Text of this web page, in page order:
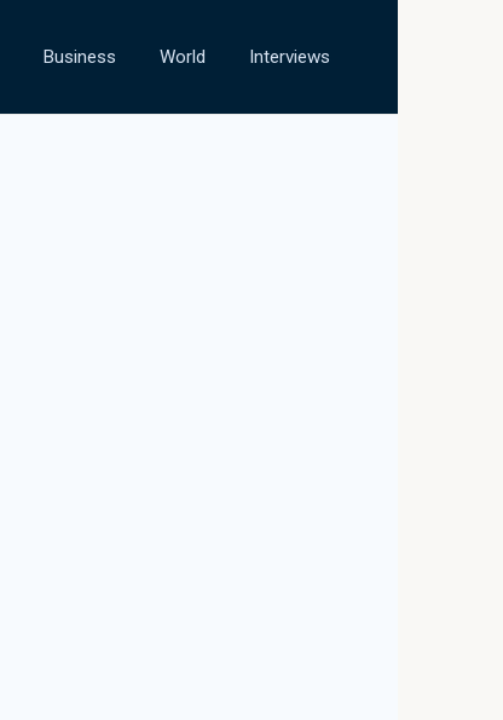
Business World Interviews